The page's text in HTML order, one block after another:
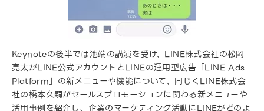
Keynoteの後半では池端の講演を受け、LINE株式会社の松岡
亮太がLINE公式アカウントとLINEの運用型広告「LINE Ads
Platform」の新メニューや機能について、同じくLINE株式会
社の橋本久嗣がセールスプロモーションに関わる新メニューや
活用事例を紹介し、企業のマーケティング活動にLINEがどのよ